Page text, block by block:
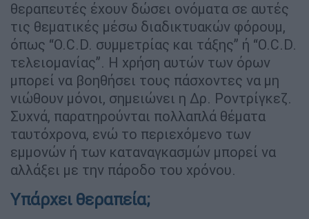
θεραπευτές έχουν δώσει ονόματα σε αυτές
τις θεματικές μέσω διαδικτυακών φόρουμ,
όπως “O.C.D. συμμετρίας και τάξης” ή “O.C.D.
τελειομανίας”. Η χρήση αυτών των όρων
μπορεί να βοηθήσει τους πάσχοντες να μη
νιώθουν μόνοι, σημειώνει η Δρ. Ροντρίγκεζ.
Συχνά, παρατηρούνται πολλαπλά θέματα
ταυτόχρονα, ενώ το περιεχόμενο των
εμμονών ή των καταναγκασμών μπορεί να
αλλάξει με την πάροδο του χρόνου.
Υπάρχει θεραπεία;